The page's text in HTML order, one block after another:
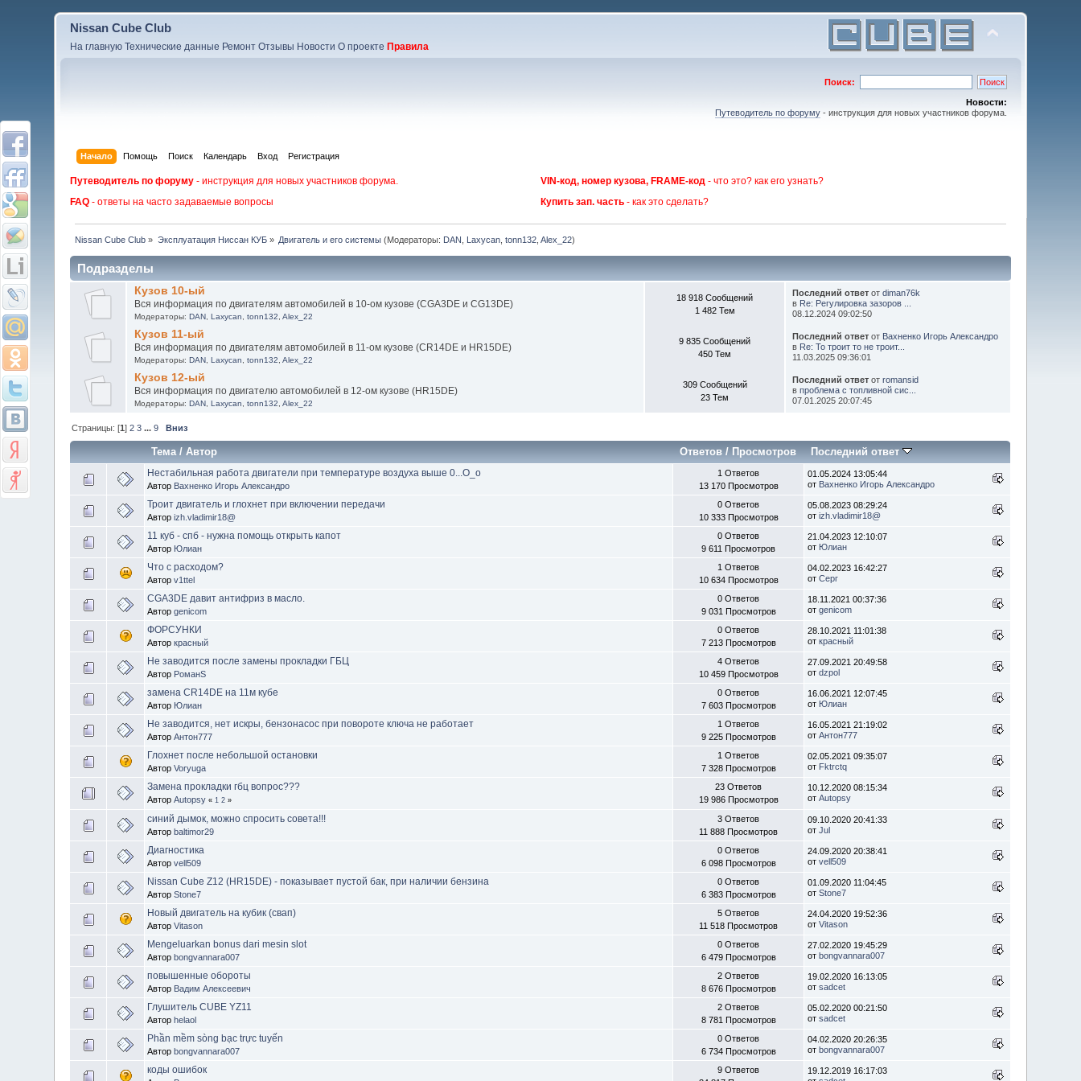
Nissan Cube Club
На главную Технические данные Ремонт Отзывы Новости О проекте Правила
Поиск:
Новости:
Путеводитель по форуму- инструкция для новых участников форума.
Начало Помощь Поиск Календарь Вход Регистрация
Путеводитель по форуму - инструкция для новых участников форума. VIN-код, номер кузова, FRAME-код - что это? как его узнать?
FAQ - ответы на часто задаваемые вопросы Купить зап. часть - как это сделать?
Nissan Cube Club » Эксплуатация Ниссан КУБ» Двигатель и его системы (Модераторы: DAN Laxycan ,tonn132 ,Alex_22)
Подразделы
Кузов 10-ый
Вся информация по двигателям автомобилей в 10-ом кузове (CGA3DE и CG13DE)
Модераторы: DAN, Laxycan tonn132 Alex_22
18 918 Сообщений
1 482 Тем
Последний ответот diman76k
в Re: Регулировка зазоров ...
08.12.2024 09:02:50
Кузов 11-ый
Вся информация по двигателям автомобилей в 11-ом кузове (CR14DE и HR15DE)
Модераторы: DAN, Laxycan tonn132 Alex_22
9 835 Сообщений
450 Тем
Последний ответот Вахненко Игорь Александро
в Re: То троит то не троит...
11.03.2025 09:36:01
Кузов 12-ый
Вся информация по двигателю автомобилей в 12-ом кузове (HR15DE)
Модераторы: DAN, Laxycan tonn132 Alex_22
309 Сообщений
23 Тем
Последний ответот romansid
в проблема с топливной сис...
07.01.2025 20:07:45
Страницы: [1]2 3 ...9 Вниз
Тема/Автор Ответов / Просмотров Последний ответ
Нестабильная работа двигатели при температуре воздуха выше 0...О_о
Автор Вахненко Игорь Александро
1 Ответов
13 170 Просмотров
01.05.2024 13:05:44
от Вахненко Игорь Александро
Троит двигатель и глохнет при включении передачи
Авторizh.vladimir18@
0 Ответов
10 333 Просмотров
05.08.2023 08:29:24
отizh.vladimir18@
11 куб - спб - нужна помощь открыть капот
Автор Юлиан
0 Ответов
9 611 Просмотров
21.04.2023 12:10:07
от Юлиан
Что с расходом?
Авторv1ttel
1 Ответов
10 634 Просмотров
04.02.2023 16:42:27
отСерг
CGA3DE давит антифриз в масло.
Авторgenicom
0 Ответов
9 031 Просмотров
18.11.2021 00:37:36
отgenicom
ФОРСУНКИ
Авторкрасный
0 Ответов
7 213 Просмотров
28.10.2021 11:01:38
открасный
Не заводится после замены прокладки ГБЦ
Автор РоманS
4 Ответов
10 459 Просмотров
27.09.2021 20:49:58
отdzpol
замена CR14DE на 11м кубе
Автор Юлиан
0 Ответов
7 603 Просмотров
16.06.2021 12:07:45
от Юлиан
Не заводится, нет искры, бензонасос при повороте ключа не работает
АвторАнтон777
1 Ответов
9 225 Просмотров
16.05.2021 21:19:02
отАнтон777
Глохнет после небольшой остановки
АвторVoryuga
1 Ответов
7 328 Просмотров
02.05.2021 09:35:07
от Fktrctq
Замена прокладки гбц вопрос???
АвторAutopsy «1 2 »
23 Ответов
19 986 Просмотров
10.12.2020 08:15:34
отAutopsy
синий дымок, можно спросить совета!!!
Авторbaltimor29
3 Ответов
11 888 Просмотров
09.10.2020 20:41:33
отJul
Диагностика
Авторvell509
0 Ответов
6 098 Просмотров
24.09.2020 20:38:41
отvell509
Nissan Cube Z12 (HR15DE) - показывает пустой бак, при наличии бензина
АвторStone7
0 Ответов
6 383 Просмотров
01.09.2020 11:04:45
отStone7
Новый двигатель на кубик (свап)
АвторVitason
5 Ответов
11 518 Просмотров
24.04.2020 19:52:36
отVitason
Mengeluarkan bonus dari mesin slot
Авторbongvannara007
0 Ответов
6 479 Просмотров
27.02.2020 19:45:29
отbongvannara007
повышенные обороты
Автор Вадим Алексеевич
2 Ответов
8 676 Просмотров
19.02.2020 16:13:05
отsadcet
Глушитель CUBE YZ11
Авторhelaol
2 Ответов
8 781 Просмотров
05.02.2020 00:21:50
отsadcet
Phần mềm sòng bạc trực tuyến
Авторbongvannara007
0 Ответов
6 734 Просмотров
04.02.2020 20:26:35
отbongvannara007
коды ошибок
9 Ответов
19.12.2019 16:17:03